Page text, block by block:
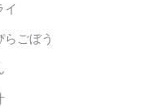
イ
らごぼう